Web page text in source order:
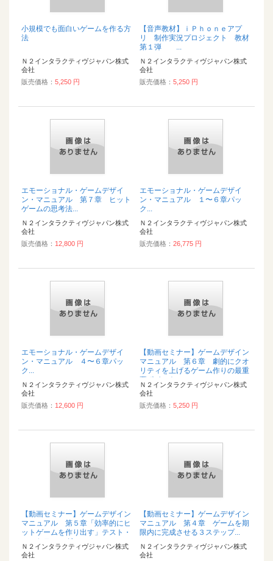
小規模でも面白いゲームを作る方
法
Ｎ２インタラクティヴジャパン株式
会社
販売価格： 5,250 円
【音声教材】ｉＰｈｏｎｅアプ
リ 制作実況プロジェクト 教材
第１弾 ...
Ｎ２インタラクティヴジャパン株式
会社
販売価格： 5,250 円
エモーショナル・ゲームデザイ
ン・マニュアル 第７章 ヒット
ゲームの思考法...
Ｎ２インタラクティヴジャパン株式
会社
販売価格： 12,800 円
エモーショナル・ゲームデザイ
ン・マニュアル １〜６章パッ
ク...
Ｎ２インタラクティヴジャパン株式
会社
販売価格： 26,775 円
エモーショナル・ゲームデザイ
ン・マニュアル ４〜６章パッ
ク...
Ｎ２インタラクティヴジャパン株式
会社
販売価格： 12,600 円
【動画セミナー】ゲームデザイン
マニュアル 第６章 劇的にクオ
リティを上げるゲーム作りの最重
要ポイント...
Ｎ２インタラクティヴジャパン株式
会社
販売価格： 5,250 円
【動画セミナー】ゲームデザイン
マニュアル 第５章「効率的にヒ
ットゲームを作り出す」テスト・
マーケティング...
Ｎ２インタラクティヴジャパン株式
会社
【動画セミナー】ゲームデザイン
マニュアル 第４章 ゲームを期
限内に完成させる３ステップ...
Ｎ２インタラクティヴジャパン株式
会社